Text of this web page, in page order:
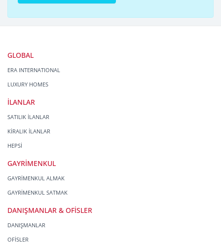
GLOBAL
ERA INTERNATIONAL
LUXURY HOMES
İLANLAR
SATILIK İLANLAR
KİRALIK İLANLAR
HEPSİ
GAYRİMENKUL
GAYRİMENKUL ALMAK
GAYRİMENKUL SATMAK
DANIŞMANLAR & OFİSLER
DANIŞMANLAR
OFİSLER